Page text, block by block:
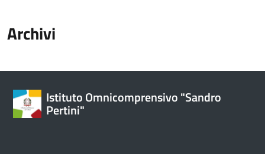
Archivi
Istituto Omnicomprensivo "Sandro
Pertini"